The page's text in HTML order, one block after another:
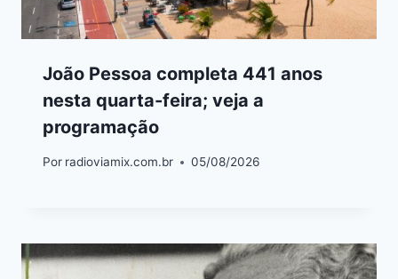
João Pessoa completa 441 anos
nesta quarta-feira; veja a
programação
Por radioviamix.com.br 05/08/2026